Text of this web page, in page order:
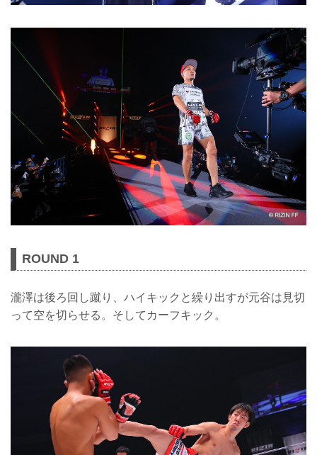
ROUND 1
瀧澤は後ろ回し蹴り、ハイキックと繰り出すが元谷は見切
って空を切らせる。そしてカーフキック。